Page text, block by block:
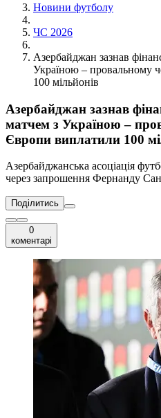
Новини футболу
ЧС 2026
Азербайджан зазнав
Україною – провальному
100 мільйонів
Азербайджан зазнав
матчем з Україною –
Європи виплатили 100
Азербайджанська асоціація
через запрошення Фернанду
Поділитись
0
коментарі